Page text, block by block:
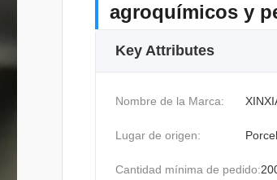
agroquímicos y
Key Attributes
Nombre de la Marca:
Lugar de origen:
Cantidad mínima de pedido: